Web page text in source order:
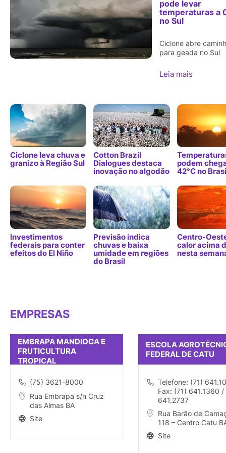
pode levar
temperaturas a
no Sul
Ciclone abre
para geada no Sul
Leia mais
Ciclone leva chuva e
granizo à Região Sul
Cotton Brazil
Dialogues destaca
inovação no algodão
podem
42°C no
Investimentos
federais para conter
efeitos do El Niño
Previsão indica
chuvas e baixa
umidade em regiões
do Brasil
Centro-
calor acima
nesta
EMPRESAS
EMBRAPA MANDIOCA E
FRUTICULTURA
TROPICAL
(75) 3621-8000
Rua Embrapa s/n Cruz
das Almas BA
Site
ESCOLA
FEDERAL DE CATU
Telefone: (71)
Fax: (71) 641.1360 /
641.2737
Rua Barão de
118 – Centro Catu
Site